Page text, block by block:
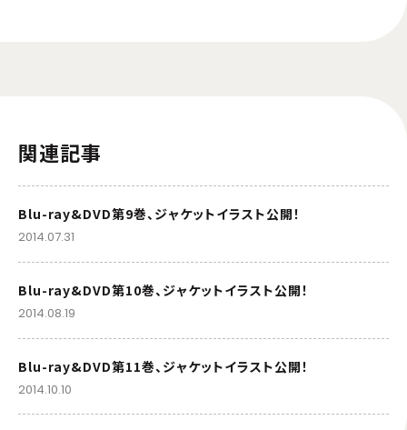
関連記事
Blu-ray&DVD第9巻、ジャケットイラスト公開！
2014.07.31
Blu-ray&DVD第10巻、ジャケットイラスト公開！
2014.08.19
Blu-ray&DVD第11巻、ジャケットイラスト公開！
2014.10.10